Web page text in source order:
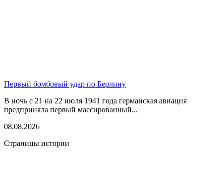
Первый бомбовый удар по Берлину
В ночь с 21 на 22 июля 1941 года германская авиация
предприняла первый массированный...
08.08.2026
Страницы истории